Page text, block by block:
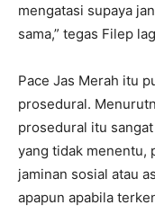
mengatasi supaya
sama,” tegas Filep
Pace Jas Merah itu
prosedural.
prosedural itu
yang tidak menentu,
jaminan sosial atau
apapun apabila